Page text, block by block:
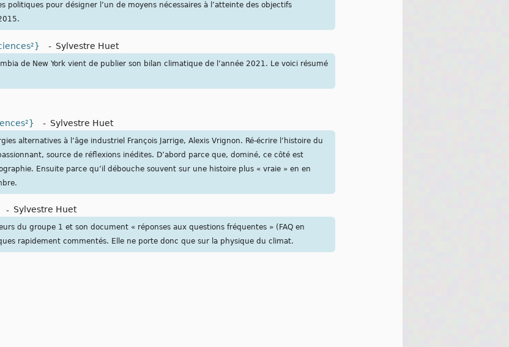
politiques pour désigner l’un de moyens nécessaires à l’atteinte des objectifs
- Sylvestre Huet
de New York vient de publier son bilan climatique de l’année 2021. Le voici résumé
- Sylvestre Huet
alternatives à l’âge industriel François Jarrige, Alexis Vrignon. Ré-écrire l’histoire du
source de réflexions inédites. D’abord parce que, dominé, ce côté est
Ensuite parce qu’il débouche souvent sur une histoire plus « vraie » en en
- Sylvestre Huet
du groupe 1 et son document « réponses aux questions fréquentes » (FAQ en
rapidement commentés. Elle ne porte donc que sur la physique du climat.